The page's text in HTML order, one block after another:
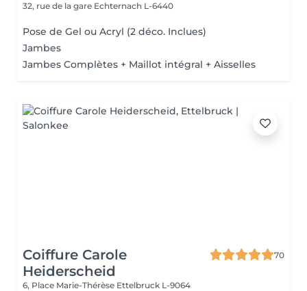
32, rue de la gare Echternach L-6440
Pose de Gel ou Acryl (2 déco. Inclues)
Jambes
Jambes Complètes + Maillot intégral + Aisselles
Coiffure Carole
Heiderscheid
70
6, Place Marie-Thérèse Ettelbruck L-9064